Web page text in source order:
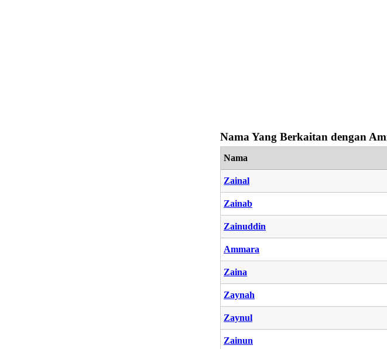
Nama Yang Berkaitan dengan
Nama
Zainal
Zainab
Zainuddin
Ammara
Zaina
Zaynah
Zaynul
Zainun